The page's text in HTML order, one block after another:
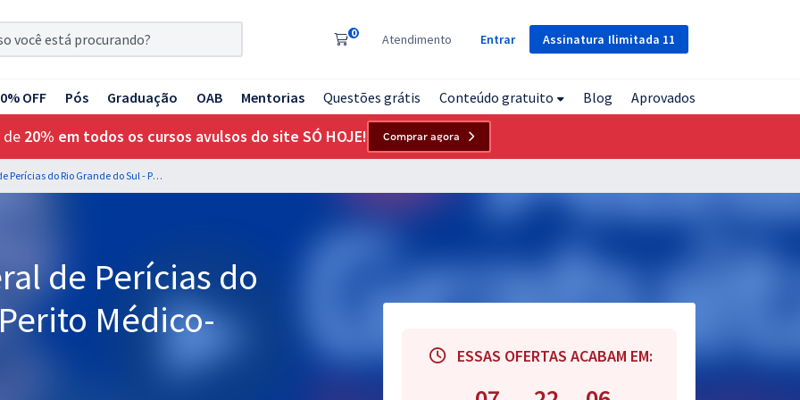
Assinatura Ilimitada 11
0 Atendimento Entrar
OFF Pós Graduação OAB Mentorias Questões grátis Conteúdo gratuito Blog Aprovados
de 20% em todos os cursos avulsos do site SÓ HOJE! Comprar agora
IGP RS - Instituto Geral de Perícias do Rio Grande do Sul - Perito Médico-Legista
de Perícias do
Médico-
ESSAS OFERTAS ACABAM EM: